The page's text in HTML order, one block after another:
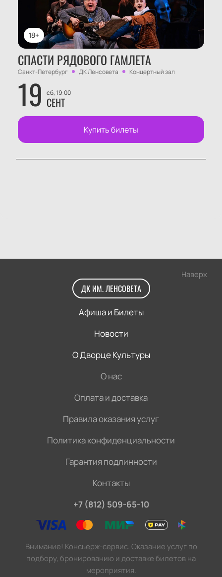
18+
СПАСТИ РЯДОВОГО ГАМЛЕТА
Санкт-Петербург ДК Ленсовета Концертный зал
19 сб, 19:00
СЕНТ
Купить билеты
Наверх
ДК ИМ. ЛЕНСОВЕТА
Афиша и Билеты
Новости
О Дворце Культуры
О нас
Оплата и доставка
Правила оказания услуг
Политика конфиденциальности
Гарантия подлинности
Контакты
+7 (812) 509-65-10
Внимание! Консьерж-сервис. Оказание услуг по
подбору, бронированию и доставке билетов на
мероприятия.